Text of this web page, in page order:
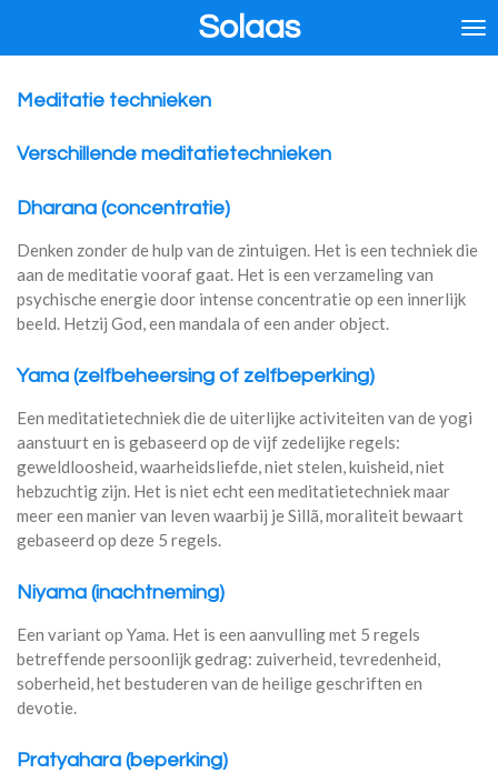
de
Solaas
Meditatie technieken
Verschillende meditatietechnieken
Dharana (concentratie)
Denken zonder de hulp van de zintuigen. Het is een techniek die
aan de meditatie vooraf gaat. Het is een verzameling van
psychische energie door intense concentratie op een innerlijk
beeld. Hetzij God, een mandala of een ander object.
Yama (zelfbeheersing of zelfbeperking)
Een meditatietechniek die de uiterlijke activiteiten van de yogi
aanstuurt en is gebaseerd op de vijf zedelijke regels:
geweldloosheid, waarheidsliefde, niet stelen, kuisheid, niet
hebzuchtig zijn. Het is niet echt een meditatietechniek maar
meer een manier van leven waarbij je Sillã, moraliteit bewaart
gebaseerd op deze 5 regels.
Niyama (inachtneming)
Een variant op Yama. Het is een aanvulling met 5 regels
betreffende persoonlijk gedrag: zuiverheid, tevredenheid,
soberheid, het bestuderen van de heilige geschriften en
devotie.
Pratyahara (beperking)